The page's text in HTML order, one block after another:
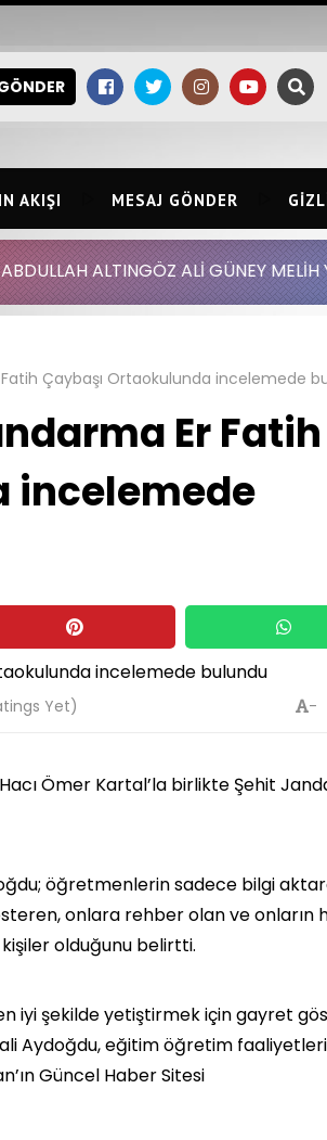
AKIŞI MESAJ GÖNDER
ALİ GÜNEY MELİH YILMAZ
Çaybaşı Ortaokulunda incelemede
Er Fatih
incelemede
Yet) -
Ömer Kartal’la birlikte Şehit
öğretmenlerin sadece bilgi
onlara rehber olan ve onların
olduğunu belirtti.
en iyi şekilde yetiştirmek için gayret
Aydoğdu, eğitim öğretim
Güncel Haber Sitesi